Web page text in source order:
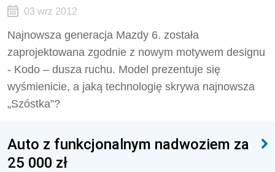
03 wrz 2012
Najnowsza generacja Mazdy 6. została
zaprojektowana zgodnie z nowym motywem designu
- Kodo – dusza ruchu. Model prezentuje się
wyśmienicie, a jaką technologię skrywa najnowsza
„Szóstka”?
Auto z funkcjonalnym nadwoziem za
25 000 zł